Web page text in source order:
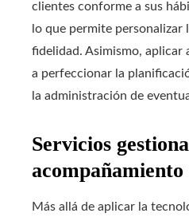
clientes conforme a sus
lo que permite personalizar
fidelidad. Asimismo, aplicar
a perfeccionar la
la administración de
Servicios
Más allá de aplicar la